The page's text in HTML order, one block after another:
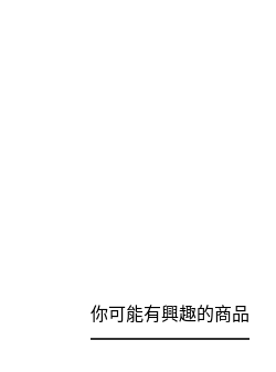
你可能有興趣的商品